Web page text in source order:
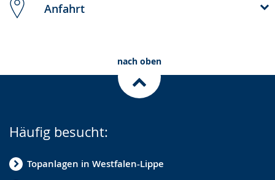
Anfahrt
nach oben
Häufig besucht:
Topanlagen in Westfalen-Lippe